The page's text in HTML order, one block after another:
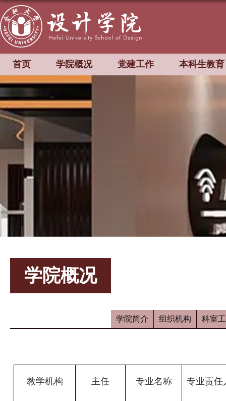
首页 学院概况 党建工作 本科生教育
学院概况
学院简介 组织机构 科室
教学机构 主任 专业名称 专业责任